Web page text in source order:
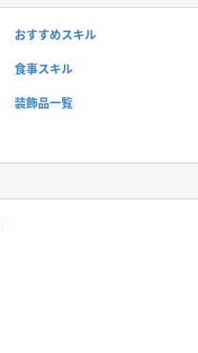
おすすめスキル
食事スキル
装飾品一覧